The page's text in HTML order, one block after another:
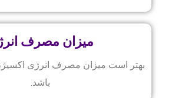
میزان مصرف
باشد.